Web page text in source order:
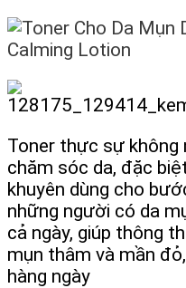
Toner thực sự
chăm sóc da, đặc
khuyên dùng cho
những người có da
cả ngày, giúp thông
mụn thâm và mần
hàng ngày